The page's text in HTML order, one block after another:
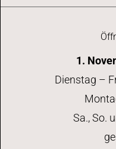
1.
Dienstag –
Sa., So.